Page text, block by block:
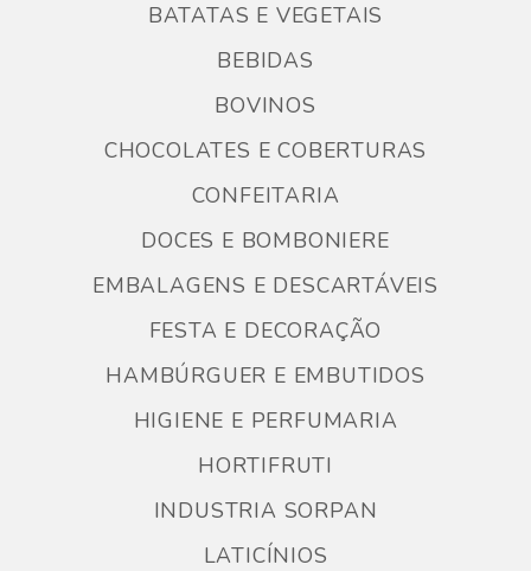
BATATAS E VEGETAIS
BEBIDAS
BOVINOS
CHOCOLATES E COBERTURAS
CONFEITARIA
DOCES E BOMBONIERE
EMBALAGENS E DESCARTÁVEIS
FESTA E DECORAÇÃO
HAMBÚRGUER E EMBUTIDOS
HIGIENE E PERFUMARIA
HORTIFRUTI
INDUSTRIA SORPAN
LATICÍNIOS